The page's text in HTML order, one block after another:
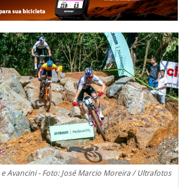
Avancini - Foto: José Marcio Moreira / Ultrafotos